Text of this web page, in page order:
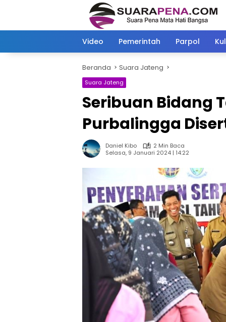
Video Pemerintah Parpol
Beranda Suara Jateng
Suara Jateng
Seribuan Bidang
Purbalingga
Daniel Kibo
2 Min Baca
Selasa, 9 Januari 2024 | 14:22